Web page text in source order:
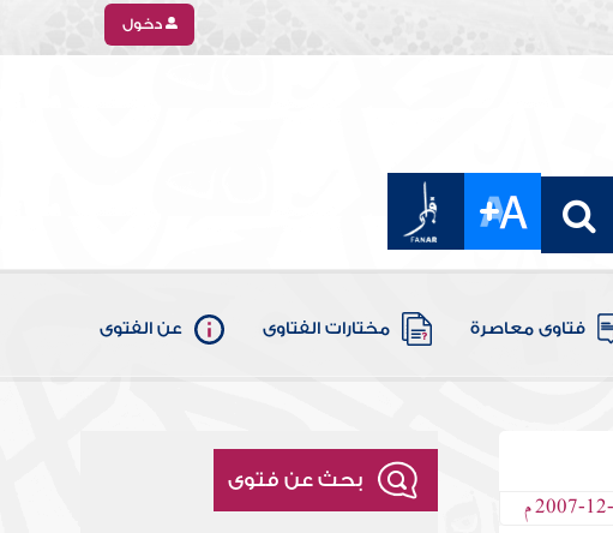
دخول
فتاوى معاصرة مختارات الفتاوى عن الفتوى
بحث عن فتوى